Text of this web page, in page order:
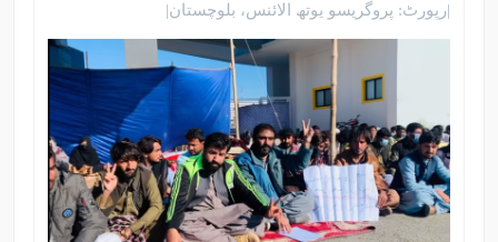
|رپورٹ: پروگریسو یوتھ الائنس، بلوچستان|